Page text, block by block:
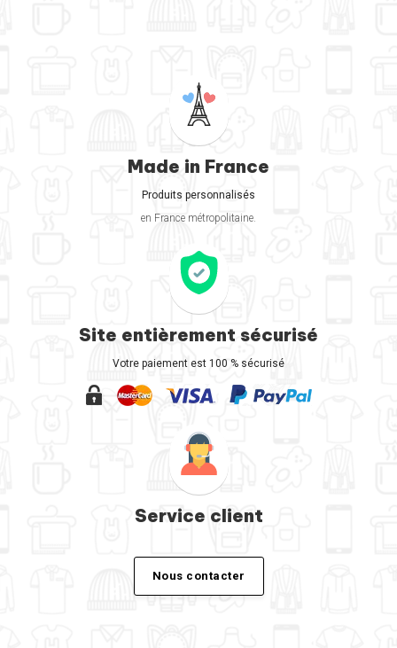
Made in France
Produits personnalisés
en France métropolitaine.
Site entièrement sécurisé
Votre paiement est 100 % sécurisé
Service client
Nous contacter